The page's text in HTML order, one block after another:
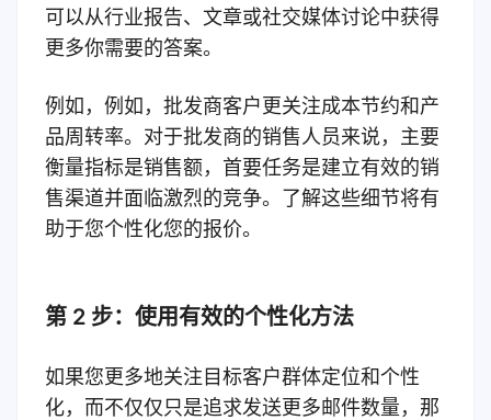
可以从行业报告、文章或社交媒体讨论中获得
更多你需要的答案。
例如， 例如，批发商客户更关注成本节约和产
品周转率。 对于批发商的销售人员来说，主要
衡量指标是销售额，首要任务是建立有效的销
售渠道并面临激烈的竞争。 了解这些细节将有
助于您个性化您的报价。
第 2 步：使用有效的个性化方法
如果您更多地关注目标客户群体定位和个性
化，而不仅仅只是追求发送更多邮件数量，那